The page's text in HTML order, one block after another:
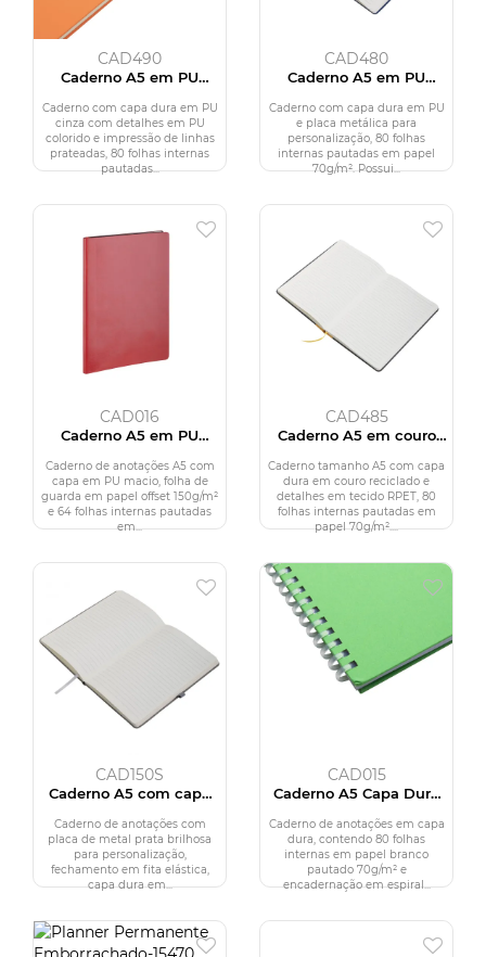
CAD490
Caderno A5 em PU
Caderno com capa dura em PU
cinza com detalhes em PU
colorido e impressão de linhas
prateadas, 80 folhas internas
pautadas...
CAD480
Caderno A5 em PU
Caderno com capa dura em PU
e placa metálica para
personalização, 80 folhas
internas pautadas em papel
70g/m². Possui...
CAD016
Caderno A5 em PU
Caderno de anotações A5 com
capa em PU macio, folha de
guarda em papel offset 150g/m²
e 64 folhas internas pautadas
em...
CAD485
Caderno A5 em couro
Caderno tamanho A5 com capa
dura em couro reciclado e
detalhes em tecido RPET, 80
folhas internas pautadas em
papel 70g/m²....
CAD150S
Caderno A5 com capa
Caderno de anotações com
placa de metal prata brilhosa
para personalização,
fechamento em fita elástica,
capa dura em...
CAD015
Caderno A5 Capa Dura
Caderno de anotações em capa
dura, contendo 80 folhas
internas em papel branco
pautado 70g/m² e
encadernação em espiral...